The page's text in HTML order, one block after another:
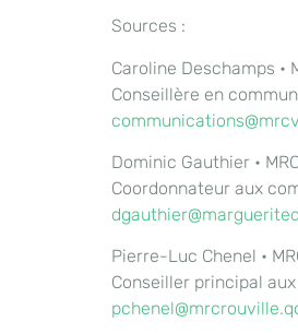
Sources :
Caroline Deschamps •
Conseillère en
Dominic Gauthier •
Coordonnateur aux
Pierre-Luc Chenel •
Conseiller principal